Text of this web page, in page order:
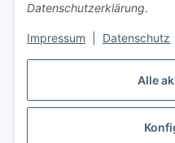
Alle
Datenschutzerklärung.
Impressum Datenschutz
Vertrag